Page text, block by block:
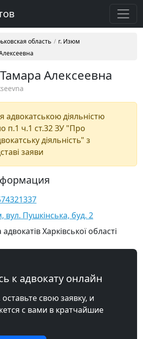
область
г. Изюм
Алексеевна
адвокатською діяльністю
п.1 ч.1 ст.32 ЗУ "Про
діяльність" з
заяви
вул. Пушкінська, буд. 2
Харківської області
к адвокату онлайн
свою заявку, и
с вами в кратчайшие